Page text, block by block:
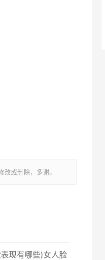
或删除，多谢。
现有哪些)女人脸